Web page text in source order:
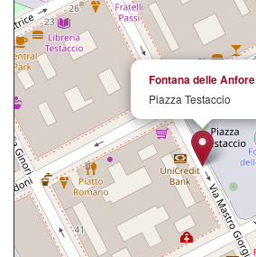
Fontana delle Anfore
Piazza Testaccio